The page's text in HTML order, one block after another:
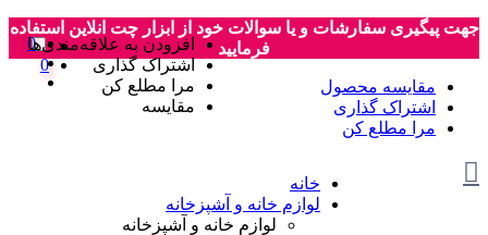
جهت پیگیری سفارشات و یا سوالات خود از ابزار چت انلاین استفاده
فرمایید
مقایسه محصول
اشتراک گذاری
مرا مطلع کن
0
0
خانه
لوازم خانه و آشپزخانه
لوازم خانه و آشپزخانه
افزودن به علاقه‌مندی‌ها
اشتراک گذاری
مرا مطلع کن
مقایسه